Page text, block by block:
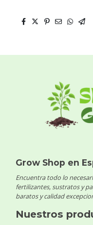
Grow Shop en
Encuentra todo lo
fertilizantes, sustratos y
baratos y calidad
Nuestros